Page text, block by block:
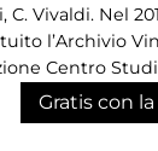
C. Vivaldi. Nel
l’Archivio
Centro
Gratis con